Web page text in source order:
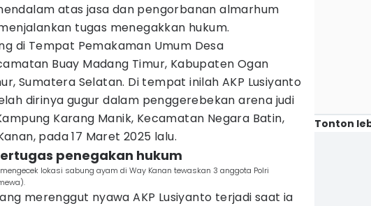
atas jasa dan pengorbanan almarhum
tugas menegakkan hukum.
di Tempat Pemakaman Umum Desa
Buay Madang Timur, Kabupaten Ogan
Sumatera Selatan. Di tempat inilah AKP Lusiyanto
dirinya gugur dalam penggerebekan arena judi
Karang Manik, Kecamatan Negara Batin,
pada 17 Maret 2025 lalu.
penegakan hukum
lokasi sabung ayam di Way Kanan tewaskan 3 anggota Polri
merenggut nyawa AKP Lusiyanto terjadi saat ia
Tonton